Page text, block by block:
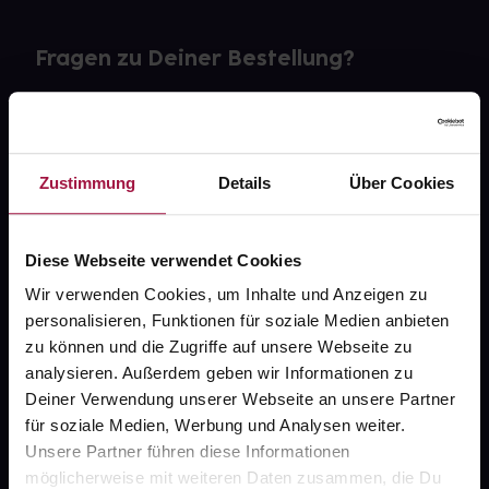
Zustimmung Details Über Cookies
Diese Webseite verwendet Cookies
Wir verwenden Cookies, um Inhalte und Anzeigen zu
personalisieren, Funktionen für soziale Medien anbieten
zu können und die Zugriffe auf unsere Webseite zu
analysieren. Außerdem geben wir Informationen zu
Deiner Verwendung unserer Webseite an unsere Partner
für soziale Medien, Werbung und Analysen weiter.
Unsere Partner führen diese Informationen
möglicherweise mit weiteren Daten zusammen, die Du
Fragen zu Deiner Bestellung?
gesund.de
Über uns
Karriere
Newsletter